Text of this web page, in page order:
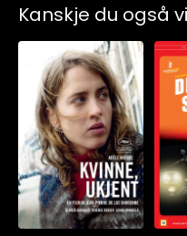
Kanskje du også